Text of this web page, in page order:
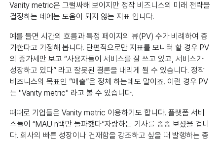
Vanity metric은 그럴싸해 보이지만 정작 비즈니스의 미래 전략을
결정하는 데에는 도움이 되지 않는 지표 입니다.
예를 들면 시간의 흐름과 특정 페이지의 뷰(PV) 수가 비례하여 증
가한다고 가정해 봅니다. 단편적으로만 지표를 모니터 할 경우 PV
의 증가세만 보고 “사용자들이 서비스를 잘 쓰고 있고, 서비스가
성장하고 있다” 라고 잘못된 결론을 내리게 될 수 있습니다. 정작
비즈니스의 목표인 “매출”은 정체 하는데도 말이죠. 이런 경우 PV
는 "Vanity metric" 라고 볼 수 있습니다.
때때로 기업들은 Vanity metric 이용하기도 합니다. 플랫폼 서비
스들이 “MAU n백만 돌파했다”자랑하는 기사를 종종 보셨을 겁니
다. 회사의 빠른 성장이나 건재함을 강조하고 싶을 때 발행하는 종